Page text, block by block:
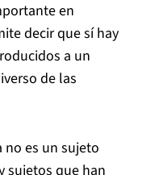
en
decir que sí hay
a un
de las
no es un sujeto
sujetos que han